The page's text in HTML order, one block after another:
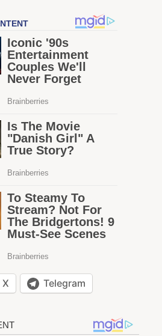
X
Telegram